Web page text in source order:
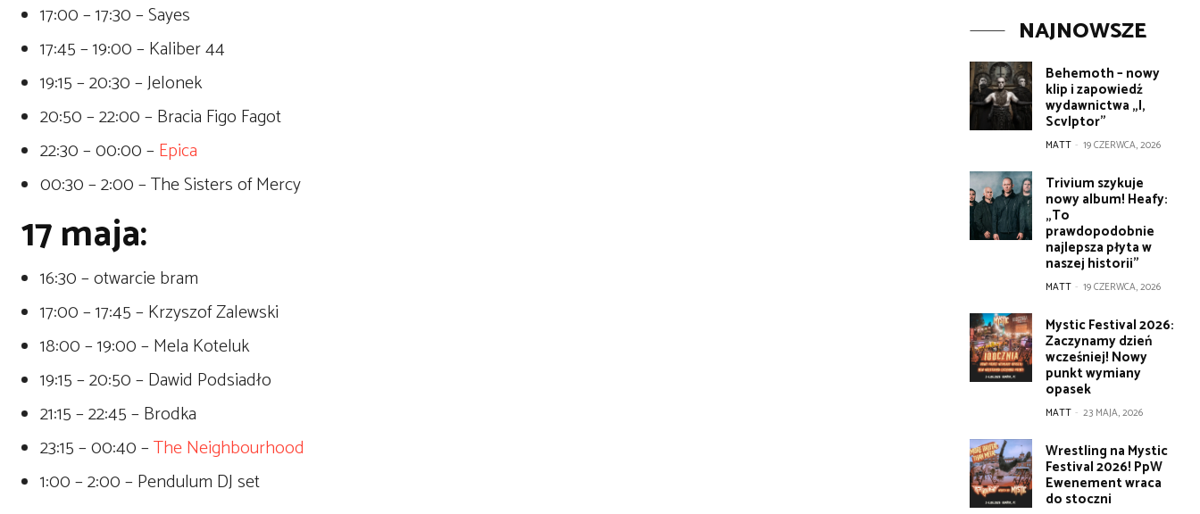
17:00 – 17:30 – Sayes
17:45 – 19:00 – Kaliber 44
19:15 – 20:30 – Jelonek
20:50 – 22:00 – Bracia Figo Fagot
22:30 – 00:00 – Epica
00:30 – 2:00 – The Sisters of Mercy
17 maja:
16:30 – otwarcie bram
17:00 – 17:45 – Krzyszof Zalewski
18:00 – 19:00 – Mela Koteluk
19:15 – 20:50 – Dawid Podsiadło
21:15 – 22:45 – Brodka
23:15 – 00:40 –The Neighbourhood
1:00 – 2:00 – Pendulum DJ set
NAJNOWSZE
Behemoth – nowy
klip i zapowiedź
wydawnictwa „I,
Scvlptor”
MATT - 19 CZERWCA, 2026
Trivium szykuje
nowy album! Heafy:
„To
prawdopodobnie
najlepsza płyta w
naszej historii”
MATT - 19 CZERWCA, 2026
Mystic Festival 2026:
Zaczynamy dzień
wcześniej! Nowy
punkt wymiany
opasek
MATT - 23 MAJA, 2026
Wrestling na Mystic
Festival 2026! PpW
Ewenement wraca
do stoczni